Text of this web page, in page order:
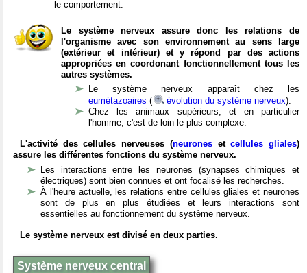
le comportement.
Le système nerveux assure donc les relations de
l'organisme avec son environnement au sens large
(extérieur et intérieur) et y répond par des actions
appropriées en coordonant fonctionnellement tous les
autres systèmes.
Le système nerveux apparaît chez les
eumétazoaires ( évolution du système nerveux).
Chez les animaux supérieurs, et en particulier
l'homme, c'est de loin le plus complexe.
L'activité des cellules nerveuses (neuronesetcellules gliales)
assure les différentes fonctions du système nerveux.
Les interactions entre les neurones (synapses chimiques et
électriques) sont bien connues et ont focalisé les recherches.
À l'heure actuelle, les relations entre cellules gliales et neurones
sont de plus en plus étudiées et leurs interactions sont
essentielles au fonctionnement du système nerveux.
Le système nerveux est divisé en deux parties.
Système nerveux central